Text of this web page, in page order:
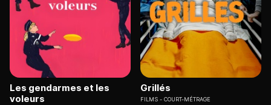
Les gendarmes et les
voleurs
Grillés
FILMS COURT-MÉTRAGE